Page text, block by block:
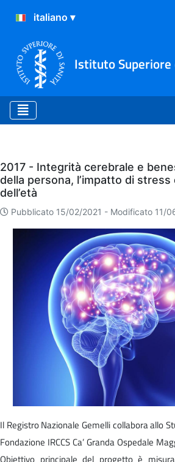
Istituto Superiore
Eventi
2017 - Integrità cerebrale e
della persona, l’impatto di
dell’età
Pubblicato 15/02/2021 - Modificato 11/
Il Registro Nazionale Gemelli collabora allo
Fondazione IRCCS Ca’ Granda Ospedale
Obiettivo principale del progetto è